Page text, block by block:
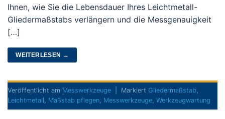
Ihnen, wie Sie die Lebensdauer Ihres Leichtmetall-
Gliedermaßstabs verlängern und die Messgenauigkeit
[…]
WEITERLESEN →
Veröffentlicht am Messwerkzeuge Markiert Gliedermaßstab
Leichtmetall
Maßstab pflegen Messwerkzeuge Werkzeugwartung